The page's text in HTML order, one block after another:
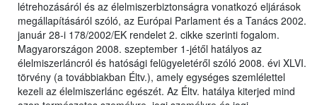
létrehozásáról és az élelmiszerbiztonságra vonatkozó eljárások
megállapításáról szóló, az Európai Parlament és a Tanács 2002.
január 28-i 178/2002/EK rendelet 2. cikke szerinti fogalom.
Magyarországon 2008. szeptember 1-jétől hatályos az
élelmiszerláncról és hatósági felügyeletéről szóló 2008. évi XLVI.
törvény (a továbbiakban Éltv.), amely egységes szemlélettel
kezeli az élelmiszerlánc egészét. Az Éltv. hatálya kiterjed mind